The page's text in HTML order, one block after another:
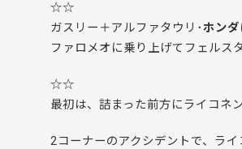
☆☆
ガスリー＋アルファタウリ･ホンダ
ファロメオに乗り上げてフェルス
☆☆
最初は、詰まった前方にライコネ
2コーナーのアクシデントで、ラ